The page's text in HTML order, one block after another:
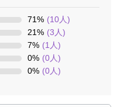
71% (10人)
21% (3人)
7% (1人)
0% (0人)
0% (0人)